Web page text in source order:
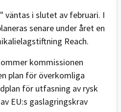
väntas i slutet av februari. I
senare under året en
Reach.
kommissionen
plan för överkomliga
för utfasning av rysk
EU:s gaslagringskrav